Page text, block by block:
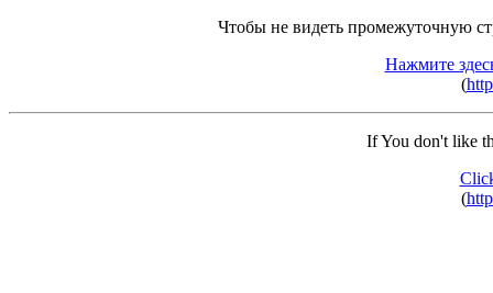
Чтобы не видеть промежуточную
Нажмите
(
If You don't like
(